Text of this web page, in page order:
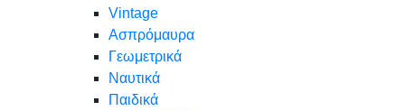
Vintage
Ασπρόμαυρα
Γεωμετρικά
Ναυτικά
Παιδικά